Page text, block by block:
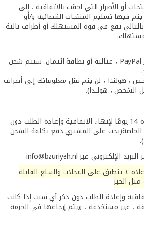
أو الأضرار التي لحقت بالاتفاقية ، إلى
فيها تسليم المنتجات القضائية و/أو
تقع في قوة المستهلك أو أطراف ثالثة
يتم قبول المدفوعات عبر PayPal ، مثالية أو بطاقة ائتمان. سيتم شحن
، هولندا ، لن يتم نقل معلوماتك إلى أطراف
الشخص ، هولندا).
يتمتع العميل بالحق لمدة 14 يومًا لإنهاء الاتفاقية وإعادة الطلب دون
على المشتري دفع تكلفة الشحن
info@bzuriyeh.nl
أعلاه لا ينطبق على المجلات والسلع القابلة
الخبز
وإعادة الطلب دون ذكر أي سبب إذا كانت
، غير مستخدمة ، ويتم إرجاعها في الحزمة